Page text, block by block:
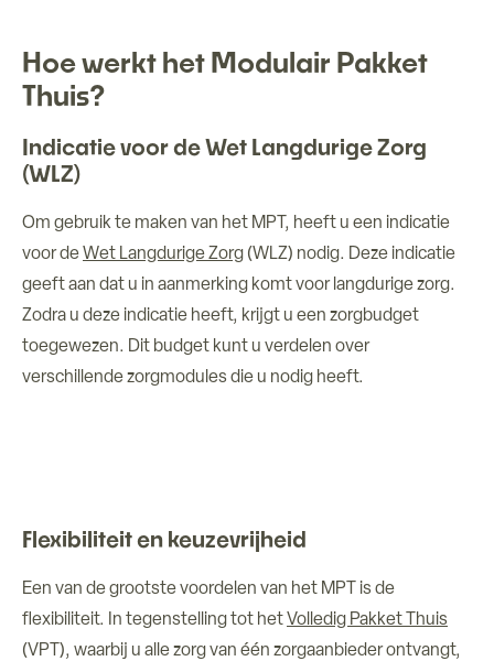
Hoe werkt het Modulair Pakket
Thuis?
Indicatie voor de Wet Langdurige Zorg
(WLZ)
Om gebruik te maken van het MPT, heeft u een indicatie
voor de Wet Langdurige Zorg (WLZ) nodig. Deze indicatie
geeft aan dat u in aanmerking komt voor langdurige zorg.
Zodra u deze indicatie heeft, krijgt u een zorgbudget
toegewezen. Dit budget kunt u verdelen over
verschillende zorgmodules die u nodig heeft.
Flexibiliteit en keuzevrijheid
Een van de grootste voordelen van het MPT is de
flexibiliteit. In tegenstelling tot het Volledig Pakket Thuis
(VPT), waarbij u alle zorg van één zorgaanbieder ontvangt,